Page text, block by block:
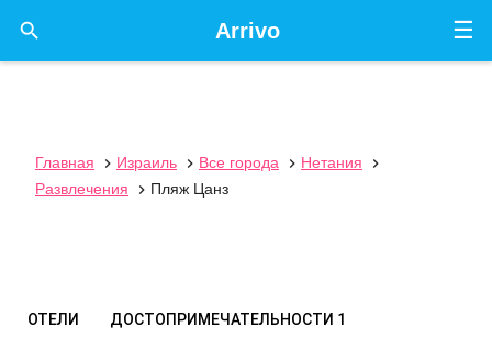
☰
Arrivo

Главная  Израиль  Все города  Нетания

Развлечения
 Пляж Цанз
ОТЕЛИ ДОСТОПРИМЕЧАТЕЛЬНОСТИ 1